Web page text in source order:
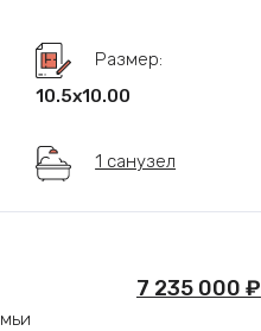
Размер:
10.5х10.00
1 санузел
7 235 000 ₽